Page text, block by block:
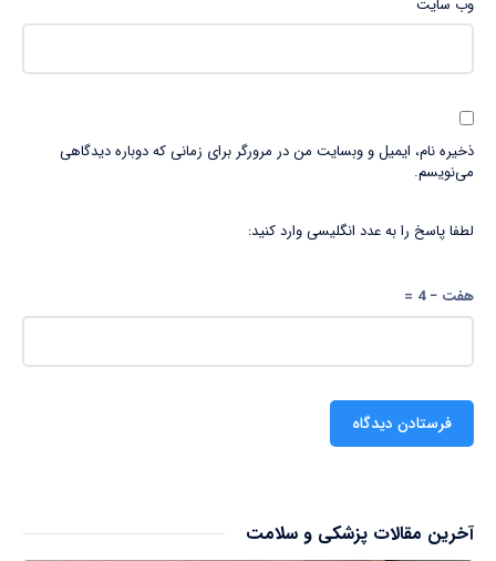
ذخیره نام، ایمیل و وبسایت من در مرورگر برای زمانی که دوباره دیدگاهی
می‌نویسم.
لطفا پاسخ را به عدد انگلیسی وارد کنید:
هفت − 4 =
آخرین مقالات پزشکی و سلامت